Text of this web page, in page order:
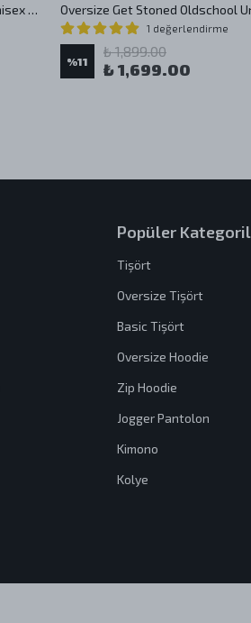
Shout Oversize Karma Will Find You Unisex Hoodie
1 değerlendirme
%11
₺ 1,899.00
₺ 1,699.00
Popüler
Tişört
Oversize Tişört
Basic Tişört
Oversize Hoodie
Zip Hoodie
Jogger Pantolon
Kimono
Kolye